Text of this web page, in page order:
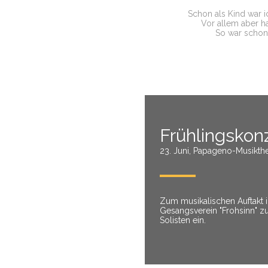
Schon als Kind war
Vor allem aber
So war
23. Juni, Papageno-
Zum musikalischen Auftakt
Gesangsverein "Frohsinn"
Solisten ein.